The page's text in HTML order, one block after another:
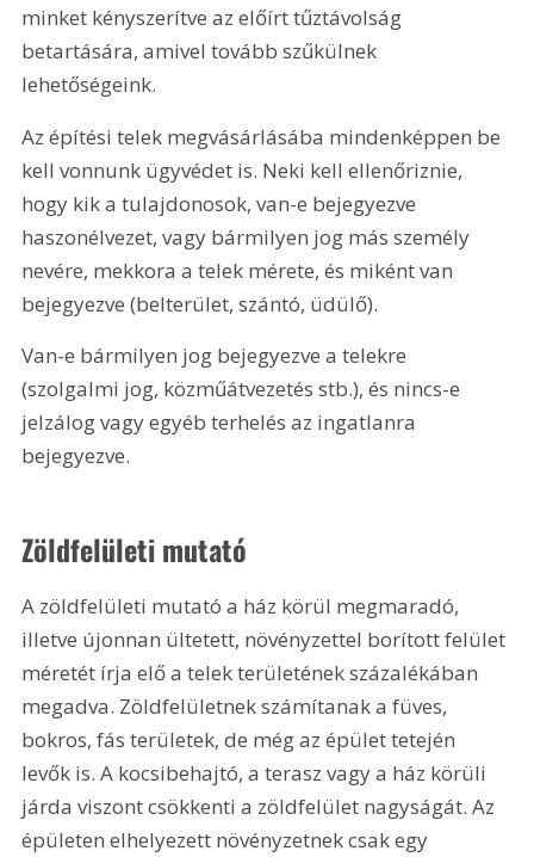
minket kényszerítve az előírt tűztávolság
betartására, amivel tovább szűkülnek
lehetőségeink.
Az építési telek megvásárlásába mindenképpen be
kell vonnunk ügyvédet is. Neki kell ellenőriznie,
hogy kik a tulajdonosok, van-e bejegyezve
haszonélvezet, vagy bármilyen jog más személy
nevére, mekkora a telek mérete, és miként van
bejegyezve (belterület, szántó, üdülő).
Van-e bármilyen jog bejegyezve a telekre
(szolgalmi jog, közműátvezetés stb.), és nincs-e
jelzálog vagy egyéb terhelés az ingatlanra
bejegyezve.
Zöldfelületi mutató
A zöldfelületi mutató a ház körül megmaradó,
illetve újonnan ültetett, növényzettel borított felület
méretét írja elő a telek területének százalékában
megadva. Zöldfelületnek számítanak a füves,
bokros, fás területek, de még az épület tetején
levők is. A kocsibehajtó, a terasz vagy a ház körüli
járda viszont csökkenti a zöldfelület nagyságát. Az
épületen elhelyezett növényzetnek csak egy